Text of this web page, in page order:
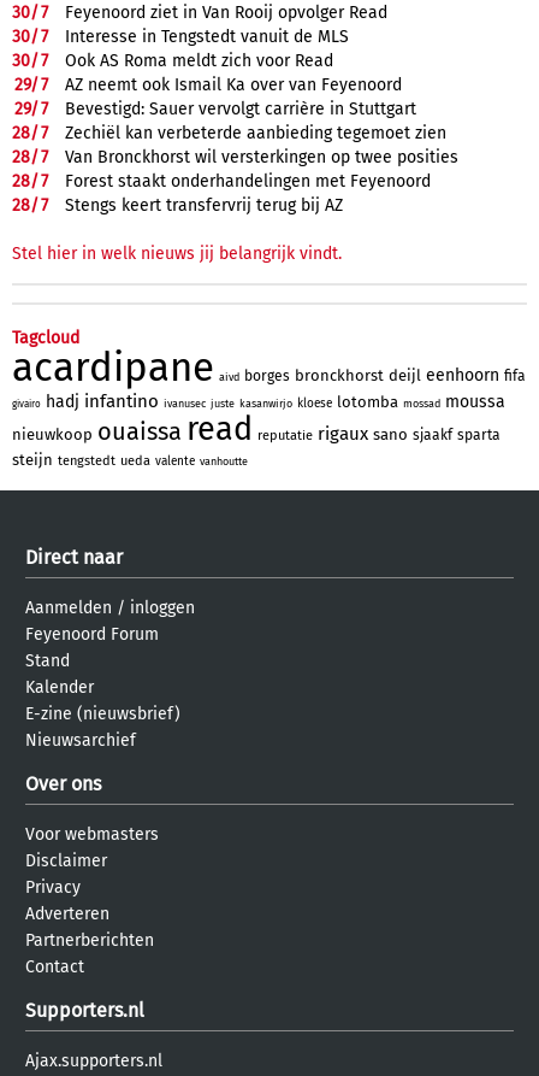
30/7
Feyenoord ziet in Van Rooij opvolger Read
30/7
Interesse in Tengstedt vanuit de MLS
30/7
Ook AS Roma meldt zich voor Read
29/7
AZ neemt ook Ismail Ka over van Feyenoord
29/7
Bevestigd: Sauer vervolgt carrière in Stuttgart
28/7
Zechiël kan verbeterde aanbieding tegemoet zien
28/7
Van Bronckhorst wil versterkingen op twee posities
28/7
Forest staakt onderhandelingen met Feyenoord
28/7 Stengs keert transfervrij terug bij AZ
Stel hier in welk nieuws jij belangrijk vindt.
Tagcloud
acardipane aivd borges bronckhorst deijl eenhoorn fifa
givairo hadj infantino ivanusec juste kasanwirjo kloese lotomba mossad moussa
nieuwkoop ouaissa read reputatie rigaux sano sjaakf sparta
steijn tengstedt ueda valente vanhoutte
Direct naar
Aanmelden / inloggen
Feyenoord Forum
Stand
Kalender
E-zine (nieuwsbrief)
Nieuwsarchief
Over ons
Voor webmasters
Disclaimer
Privacy
Adverteren
Partnerberichten
Contact
Supporters.nl
Ajax.supporters.nl